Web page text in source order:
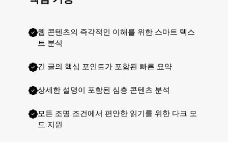
웹 콘텐츠의 즉각적인 이해를 위한 스마트 텍스
트 분석
긴 글의 핵심 포인트가 포함된 빠른 요약
상세한 설명이 포함된 심층 콘텐츠 분석
모든 조명 조건에서 편안한 읽기를 위한 다크 모
드 지원